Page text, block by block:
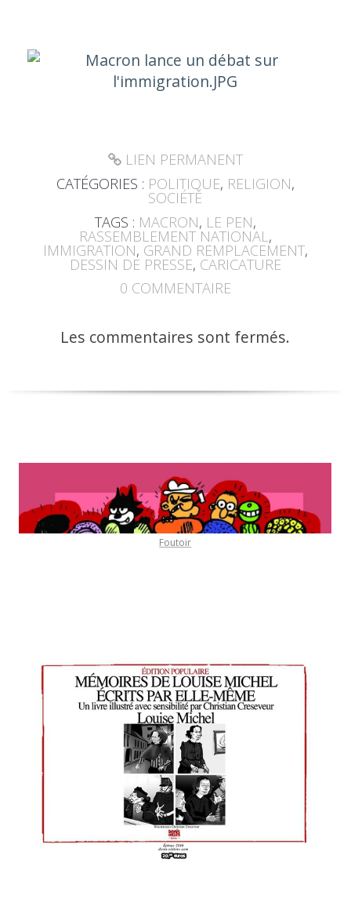
LIEN PERMANENT
CATÉGORIES : POLITIQUE, RELIGION,
SOCIÉTÉ
TAGS : MACRON, LE PEN,
RASSEMBLEMENT NATIONAL ,
IMMIGRATION, GRAND REMPLACEMENT,
DESSIN DE PRESSE, CARICATURE
0 COMMENTAIRE
Les commentaires sont fermés.
Foutoir